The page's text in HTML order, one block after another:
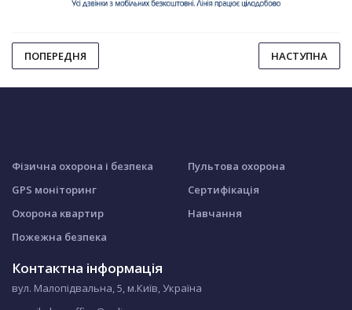
ПОПЕРЕДНЯ НАСТУПНА
Фізична охорона і безпека
GPS моніторинг
Охорона квартир
Пожежна безпека
Пультова охорона
Сертифікація
Навчання
Контактна інформація
вул. Малопідвальна, 5, м.Київ, Україна